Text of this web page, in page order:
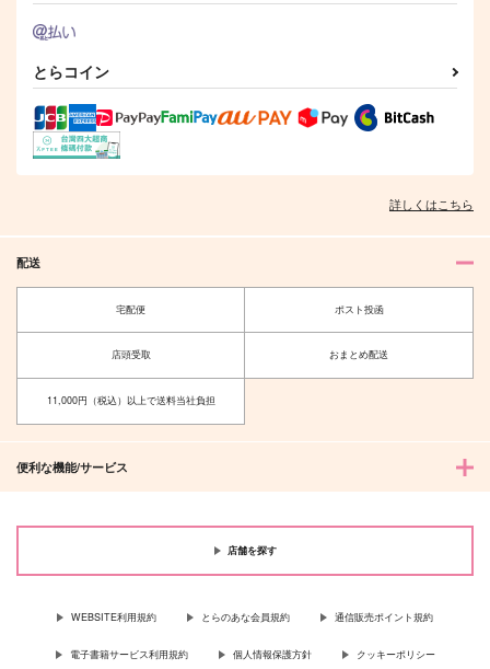
とらコイン
詳しくはこちら
配送
宅配便 ポスト投函
店頭受取 おまとめ配送
11,000円（税込）以上で送料当社負担
便利な機能/サービス
店舗を探す
WEBSITE利用規約 とらのあな会員規約 通信販売ポイント規約
電子書籍サービス利用規約 個人情報保護方針 クッキーポリシー